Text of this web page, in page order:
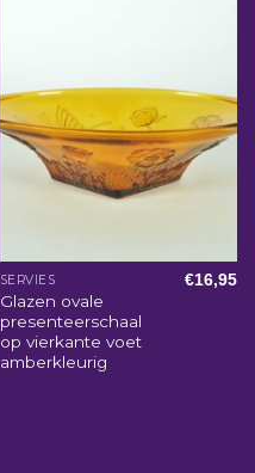
SERVIES
Glazen ovale
presenteerschaal
op vierkante voet
amberkleurig
€16,95